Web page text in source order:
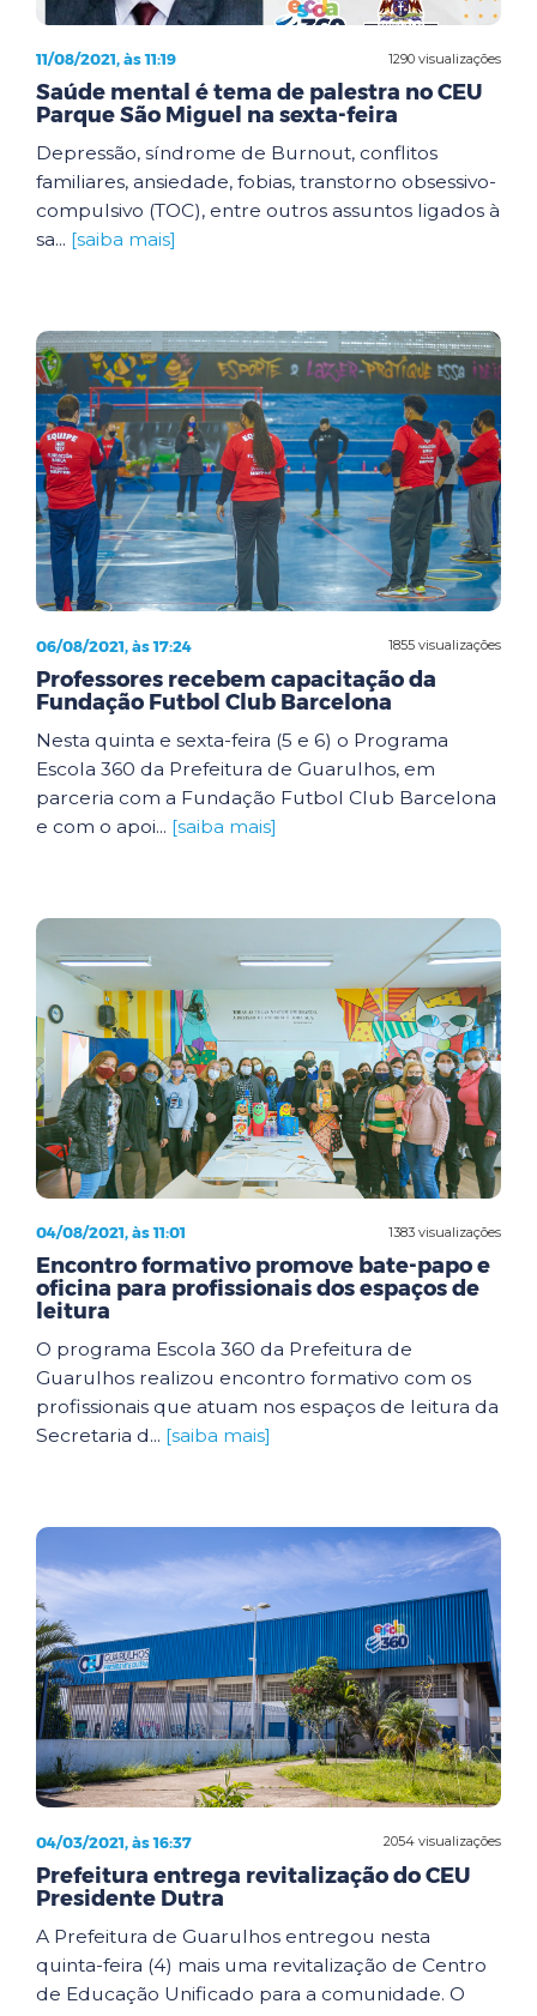
1290 visualizações
11/08/2021, às 11:19
Saúde mental é tema de palestra no CEU
Parque São Miguel na sexta-feira
Depressão, síndrome de Burnout, conflitos
familiares, ansiedade, fobias, transtorno obsessivo-
compulsivo (TOC), entre outros assuntos ligados à
sa... [saiba mais]
1855 visualizações
06/08/2021, às 17:24
Professores recebem capacitação da
Fundação Futbol Club Barcelona
Nesta quinta e sexta-feira (5 e 6) o Programa
Escola 360 da Prefeitura de Guarulhos, em
parceria com a Fundação Futbol Club Barcelona
e com o apoi... [saiba mais]
1383 visualizações
04/08/2021, às 11:01
Encontro formativo promove bate-papo e
oficina para profissionais dos espaços de
leitura
O programa Escola 360 da Prefeitura de
Guarulhos realizou encontro formativo com os
profissionais que atuam nos espaços de leitura da
Secretaria d... [saiba mais]
2054 visualizações
04/03/2021, às 16:37
Prefeitura entrega revitalização do CEU
Presidente Dutra
A Prefeitura de Guarulhos entregou nesta
quinta-feira (4) mais uma revitalização de Centro
de Educação Unificado para a comunidade. O